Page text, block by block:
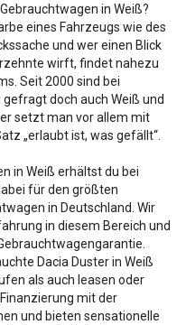
in Weiß?
eines Fahrzeugs wie des
und wer einen Blick
wirft, findet nahezu
Seit 2000 sind bei
doch auch Weiß und
setzt man vor allem mit
„erlaubt ist, was gefällt“.
in Weiß erhältst du bei
für den größten
in Deutschland. Wir
in diesem Bereich und
Dacia Duster in Weiß
als auch leasen oder
mit der
und bieten sensationelle